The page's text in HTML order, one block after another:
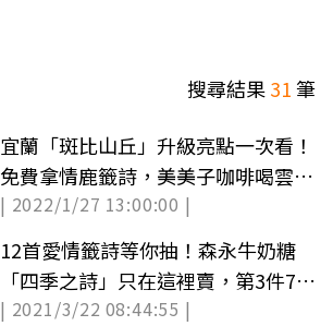
搜尋結果31筆
宜蘭「斑比山丘」升級亮點一次看！
免費拿情鹿籤詩，美美子咖啡喝雲朵
丸子
| 2022/1/27 13:00:00 |
12首愛情籤詩等你抽！森永牛奶糖
「四季之詩」只在這裡賣，第3件77
折加碼再抽iPhone
| 2021/3/22 08:44:55 |